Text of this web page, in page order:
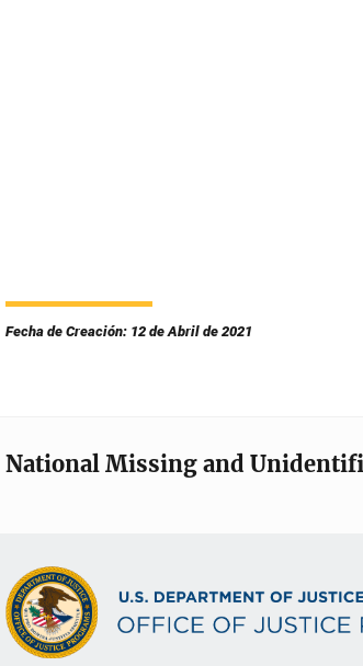
Fecha de Creación: 12 de Abril de 2021
National Missing and